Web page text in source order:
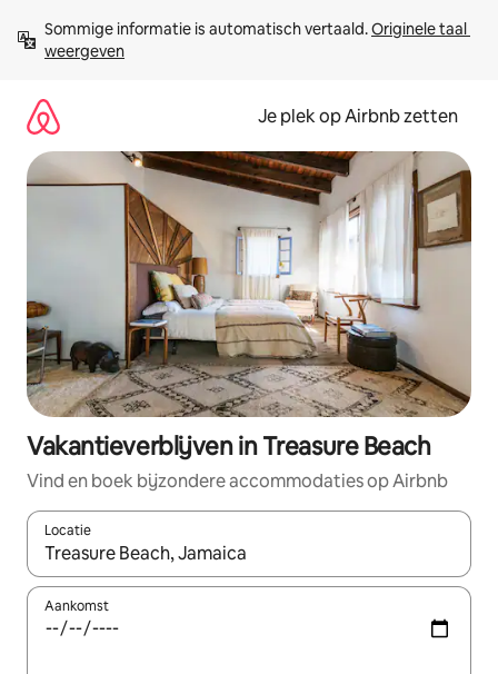
direct
naar
Sommige informatie is automatisch vertaald. Originele taal
weergeven
Je plek op Airbnb zetten
Vakantieverblijven in Treasure Beach
Vind en boek bijzondere accommodaties op Airbnb
Locatie
Wanneer er resultaten beschikbaar zijn, maak je een keuze
Aankomst